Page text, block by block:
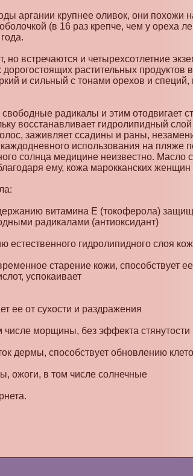
аргании крупнее оливок, они похожи
оболочкой (в 16 раз крепче, чем у
но встречаются и четырехсотлетние
растительных
и сильный с тонами орехов и
радикалы и этим отодвигает
восстанавливает гидролипидный
заживляет ссадины и раны,
использования на пляже
солнца медицине неизвестно. Масло
ему, кожа марокканских женщин
витамина Е (токоферола)
радикалами (антиоксидант)
естественного гидролипидного слоя
старение кожи, способствует
успокаивает
ее от сухости и раздражения
числе морщины, без эффекта стянутости
дермы, способствует обновлению
ожоги, в том числе солнечные